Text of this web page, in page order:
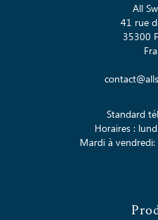
All
41 rue
35300
Standard
Horaires :
Mardi à